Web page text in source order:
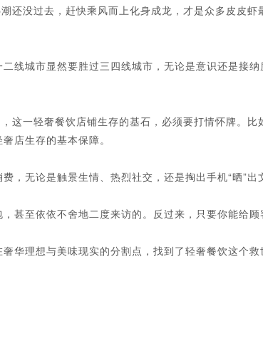
没过去，赶快乘风而上化身成龙，才是众多皮皮虾
城市显然要胜过三四线城市，无论是意识还是接纳
一轻奢餐饮店铺生存的基石，必须要打情怀牌。比
店生存的基本保障。
无论是触景生情、热烈社交，还是掏出手机“晒”出
至依依不舍地二度来访的。反过来，只要你能给顾
理想与美味现实的分割点，找到了轻奢餐饮这个救